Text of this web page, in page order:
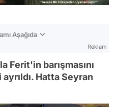
Aşağıda
Reklam
Ferit'in barışmasını
Hatta Seyran